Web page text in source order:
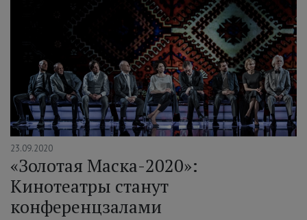
23.09.2020
«Золотая Маска-2020»:
Кинотеатры станут
конференцзалами